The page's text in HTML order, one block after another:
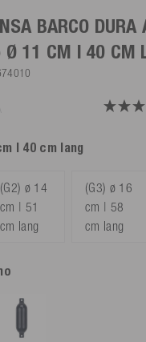
BARCO DURA
Ø 11 CM | 40 CM
| 40 cm lang
(G2) ø 14
cm | 51
cm lang
(G3) ø 16
cm | 58
cm lang